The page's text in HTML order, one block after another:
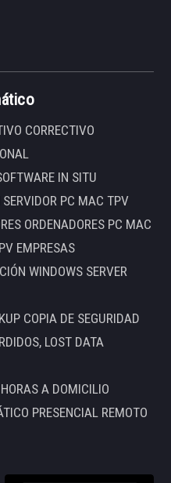
CORRECTIVO
IN SITU
PC MAC TPV
ORDENADORES PC MAC
EMPRESAS
WINDOWS SERVER
COPIA DE SEGURIDAD
LOST DATA
A DOMICILIO
PRESENCIAL REMOTO